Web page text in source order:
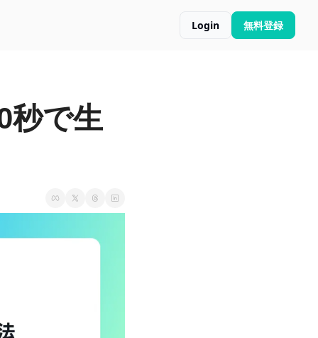
Login 無料登録
秒で生